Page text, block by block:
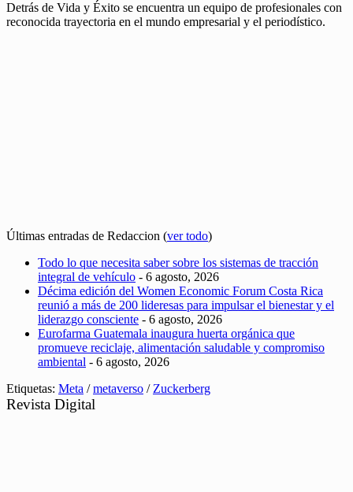
Detrás de Vida y Éxito se encuentra un equipo de profesionales con
reconocida trayectoria en el mundo empresarial y el periodístico.
Últimas entradas de Redaccion (ver todo)
Todo lo que necesita saber sobre los sistemas de tracción
integral de vehículo - 6 agosto, 2026
Décima edición del Women Economic Forum Costa Rica
reunió a más de 200 lideresas para impulsar el bienestar y el
liderazgo consciente - 6 agosto, 2026
Eurofarma Guatemala inaugura huerta orgánica que
promueve reciclaje, alimentación saludable y compromiso
ambiental - 6 agosto, 2026
Etiquetas: Meta /metaverso / Zuckerberg
Revista Digital